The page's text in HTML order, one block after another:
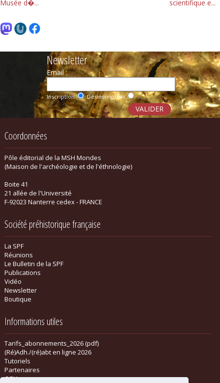
Musée d�...
scientifique e...
Newsletter
Email :
Inscription Désinscription
Coordonnées
Pôle éditorial de la MSH Mondes
(Maison de l'archéologie et de l'éthnologie)
Boite 41
21 allée de l'Université
F-92023 Nanterre cedex - FRANCE
Société préhistorique française
La SPF
Réunions
Le Bulletin de la SPF
Publications
Vidéo
Newsletter
Boutique
Informations utiles
Tarifs_abonnements_2026 (pdf)
(Ré)Adh./(ré)abt en ligne 2026
Tutoriels
Partenaires
CGV